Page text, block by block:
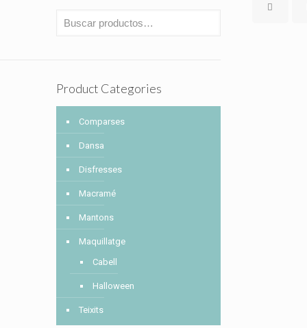
Product Categories
Comparses
Dansa
Disfresses
Macramé
Mantons
Maquillatge
Cabell
Halloween
Teixits